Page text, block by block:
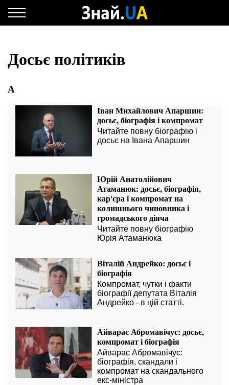
Досьє політиків
А
Іван Михайлович Апаршин:
досьє, біографія і компромат
Читайте повну біографію і
досьє на Івана Апаршин
Юрій Анатолійович
Атаманюк: досьє, біографія,
кар'єра і компромат на
колишнього чиновника і
громадського діяча
Читайте повну біографію
Юрія Атаманюка
Віталій Андрейко: досьє і
біографія
Компромат, чутки і факти
біографії депутата Віталія
Андрейко - в цій статті.
Айварас Абромавічус: досьє,
компромат і біографія
Айварас Абромавічус:
біографія, скандали і
компромат на скандального
екс-міністра